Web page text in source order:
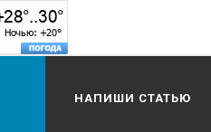
НАПИШИ СТАТЬЮ